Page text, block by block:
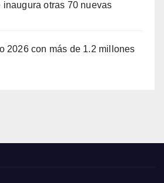
inaugura otras 70 nuevas
2026 con más de 1.2 millones